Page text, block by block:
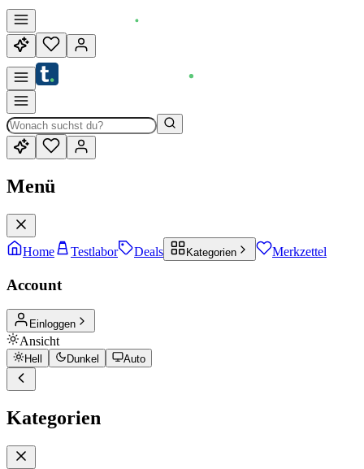
Menü
Home Testlabor Deals Kategorien Merkzettel
Account
Einloggen
Ansicht
Hell Dunkel Auto
Kategorien